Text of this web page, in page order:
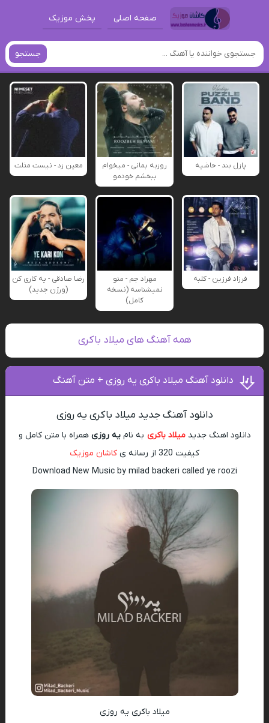
صفحه اصلی پخش موزیک
جستجو
پازل بند - حاشیه
روزبه بمانی - میخوام
ببخشم خودمو
معین زد - نیست مثلت
فرزاد فرزین - کلبه
مهراد جم - منو
نمیشناسه (نسخه
کامل)
رضا صادقی - یه کاری کن
(ورژن جدید)
همه آهنگ های میلاد باکری
دانلود آهنگ میلاد باکری یه روزی + متن آهنگ
دانلود آهنگ جدید میلاد باکری یه روزی
دانلود اهنگ جدیدمیلاد باکری به نامیه روزی همراه با متن کامل و
کیفیت 320 از رسانه ی
کاشان موزیک
Download New Music by milad backeri called ye roozi
میلاد باکری یه روزی